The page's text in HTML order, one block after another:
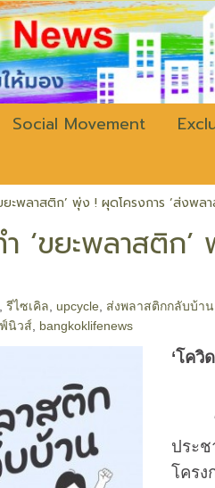
Social Movement
ขยะพลาสติก’ พุ่ง ! ผุดโครงการ ‘ส่งพล
ำ ‘ขยะพลาสติ
,รีไซเคิล upcycle ส่งพลาสติกกลับบ้าน
นิวส์ bangkoklifenews
‘โควิด
ประช
โครง